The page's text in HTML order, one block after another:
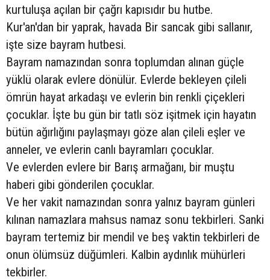
kurtuluşa açılan bir çağrı kapısıdır bu hutbe.
Kur'an'dan bir yaprak, havada Bir sancak gibi sallanır,
işte size bayram hutbesi.
Bayram namazından sonra toplumdan alınan güçle
yüklü olarak evlere dönülür. Evlerde bekleyen çileli
ömrün hayat arkadaşı ve evlerin bin renkli çiçekleri
çocuklar. İşte bu gün bir tatlı söz işitmek için hayatın
bütün ağırlığını paylaşmayı göze alan çileli eşler ve
anneler, ve evlerin canlı bayramları çocuklar.
Ve evlerden evlere bir Barış armağanı, bir muştu
haberi gibi gönderilen çocuklar.
Ve her vakit namazından sonra yalnız bayram günleri
kılınan namazlara mahsus namaz sonu tekbirleri. Sanki
bayram tertemiz bir mendil ve beş vaktin tekbirleri de
onun ölümsüz düğümleri. Kalbin aydınlık mühürleri
tekbirler.